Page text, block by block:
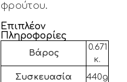
φρούτου.
Επιπλέον
Πληροφορίες
Βάρος
0.671
κ.
Συσκευασία
440g